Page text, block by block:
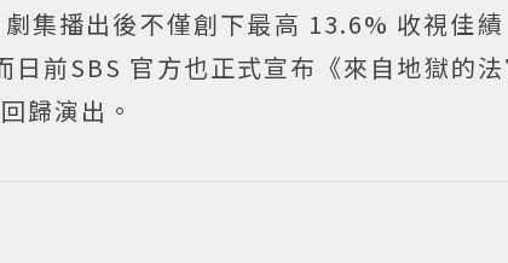
集播出後不僅創下最高 13.6% 收視佳績
前SBS 官方也正式宣布《來自地獄的法
歸演出。